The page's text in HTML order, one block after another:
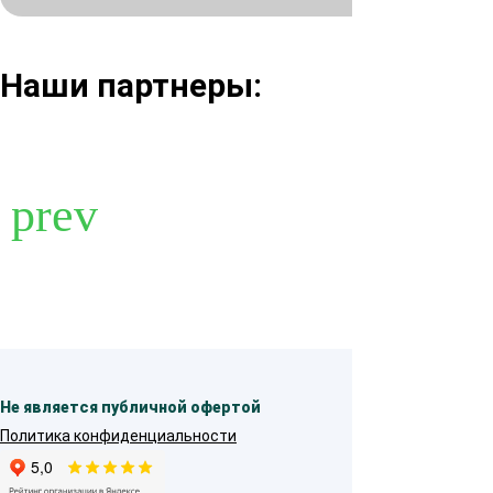
Наши партнеры:
Не является публичной офертой
Политика конфиденциальности